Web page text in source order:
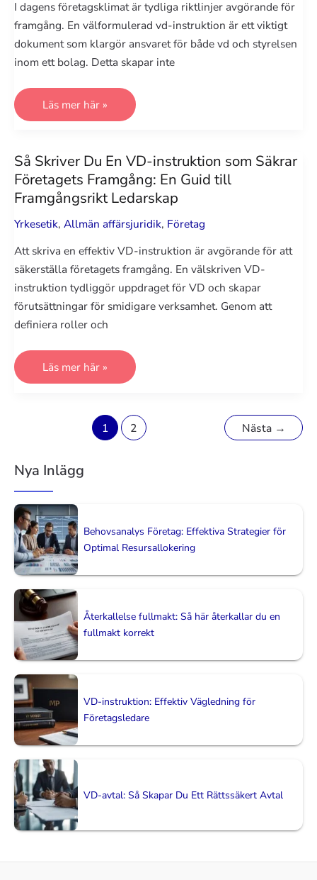
I dagens företagsklimat är tydliga riktlinjer avgörande för
framgång. En välformulerad vd-instruktion är ett viktigt
dokument som klargör ansvaret för både vd och styrelsen
inom ett bolag. Detta skapar inte
Juridiska
och
för
VD-
instruktioner
Företagsstyrning
Läs mer här »
Så Skriver Du En VD-instruktion som Säkrar
Företagets Framgång: En Guid till
Framgångsrikt Ledarskap
Yrkesetik, Allmän affärsjuridik, Företag
Att skriva en effektiv VD-instruktion är avgörande för att
säkerställa företagets framgång. En välskriven VD-
instruktion tydliggör uppdraget för VD och skapar
förutsättningar för smidigare verksamhet. Genom att
definiera roller och
Så
Du
instruktion
Framgång:
En
till
Framgångsrikt
Ledarskap
Läs mer här »
1 2 Nästa →
Nya Inlägg
Behovsanalys Företag: Effektiva Strategier för
Optimal Resursallokering
Återkallelse fullmakt: Så här återkallar du en
fullmakt korrekt
VD-instruktion: Effektiv Vägledning för
Företagsledare
VD-avtal: Så Skapar Du Ett Rättssäkert Avtal